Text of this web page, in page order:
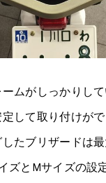
ムがしっかりし
して取り付けがで
たブリザードは
ズとMサイズの設